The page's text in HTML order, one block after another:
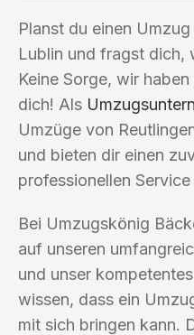
Planst du einen
Lublin und fragst dich,
Keine Sorge, wir
dich! Als
Umzüge von
und bieten dir einen
professionellen
Bei Umzugskönig
auf unseren
und unser
wissen, dass ein
mit sich bringen kann.